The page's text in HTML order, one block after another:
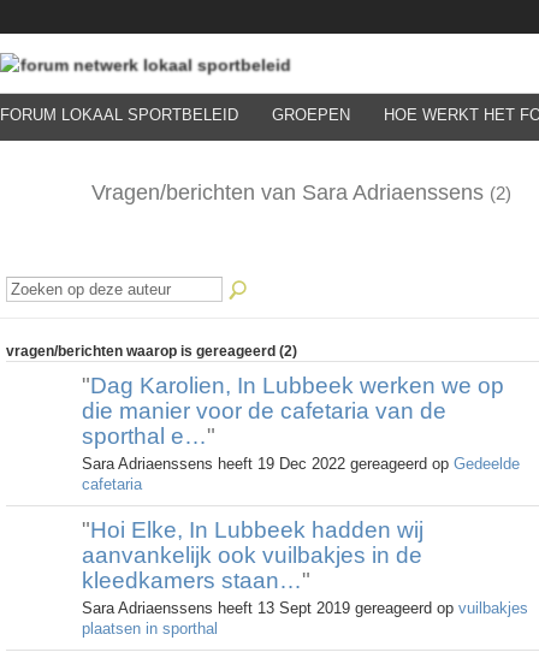
FORUM LOKAAL SPORTBELEID GROEPEN HOE WERKT HET
Vragen/berichten van Sara Adriaenssens (2)
vragen/berichten waarop is gereageerd (2)
"Dag Karolien, In Lubbeek werken we op
die manier voor de cafetaria van de
sporthal e…"
Sara Adriaenssens heeft 19 Dec 2022 gereageerd op Gedeelde
cafetaria
"Hoi Elke, In Lubbeek hadden wij
aanvankelijk ook vuilbakjes in de
kleedkamers staan…"
Sara Adriaenssens heeft 13 Sept 2019 gereageerd op vuilbakjes
plaatsen in sporthal